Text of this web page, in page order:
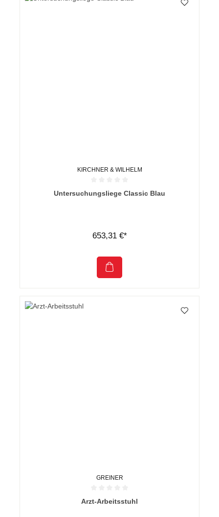
KIRCHNER & WILHELM
Durchschnittliche Bewertung von 0 von 5 Sternen
Untersuchungsliege Classic Blau
653,31 €*
GREINER
Durchschnittliche Bewertung von 0 von 5 Sternen
Arzt-Arbeitsstuhl